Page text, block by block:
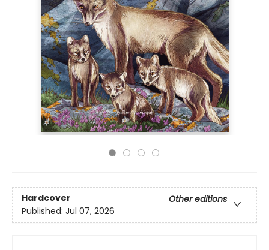
Hardcover
Other editions
Published: Jul 07, 2026